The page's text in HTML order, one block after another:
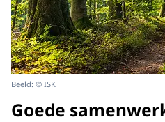
Beeld: © ISK
Goede